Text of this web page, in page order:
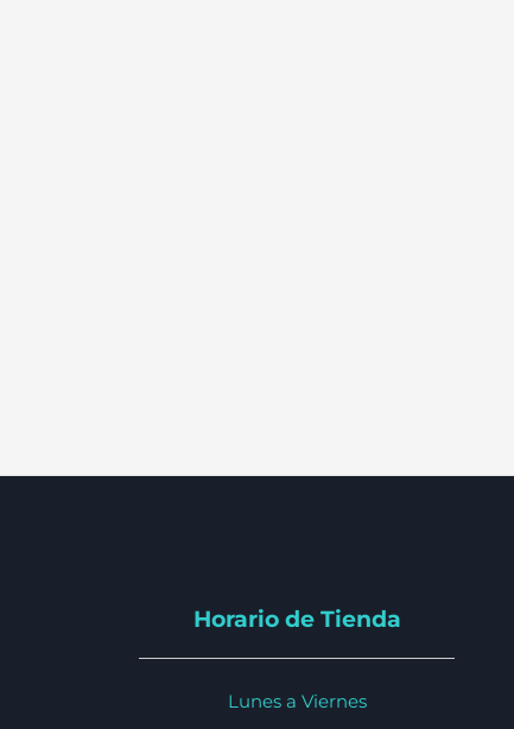
Horario de Tienda
Lunes a Viernes